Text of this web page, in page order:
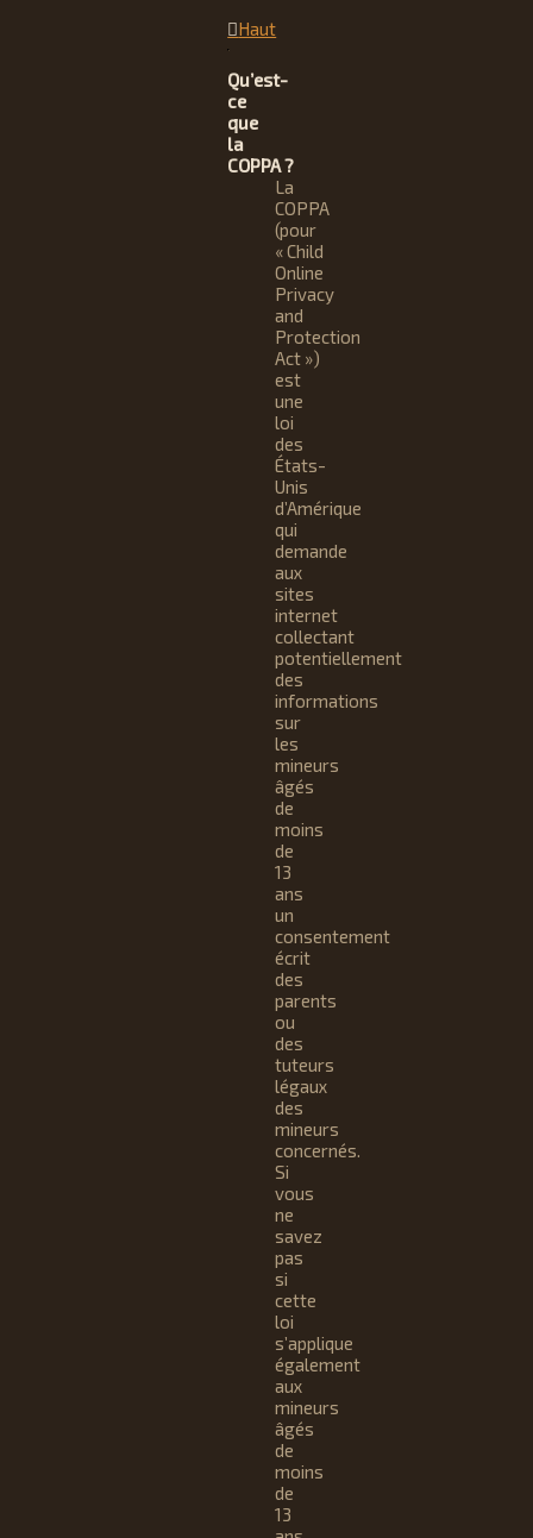
Haut
Qu’est-
ce
que
la
COPPA ?
La
COPPA
(pour
« Child
Online
Privacy
and
Protection
Act »)
est
une
loi
des
États-
Unis
d’Amérique
qui
demande
aux
sites
internet
collectant
potentiellement
des
informations
sur
les
mineurs
âgés
de
moins
de
13
ans
un
consentement
écrit
des
parents
ou
des
tuteurs
légaux
des
mineurs
concernés.
Si
vous
ne
savez
pas
si
cette
loi
s’applique
également
aux
mineurs
âgés
de
moins
de
13